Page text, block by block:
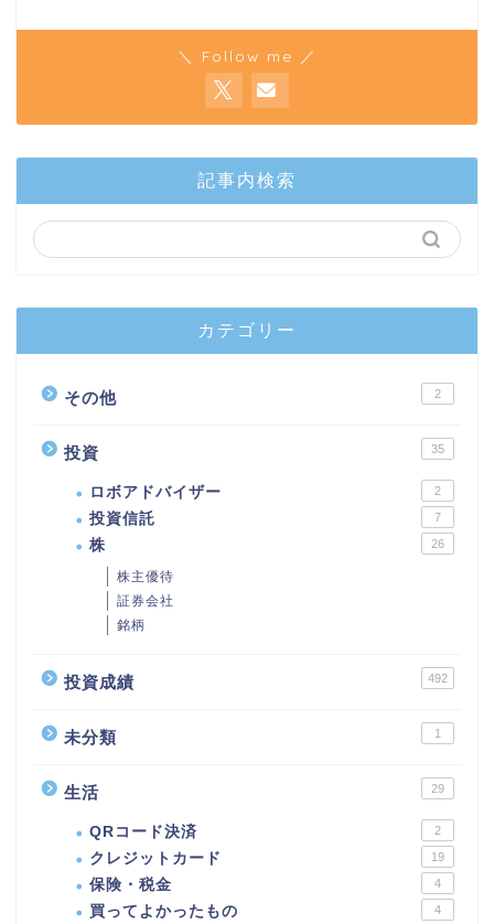
＼ Follow me ／
記事内検索
カテゴリー
その他 2
投資 35
ロボアドバイザー 2
投資信託 7
株 26
株主優待
証券会社
銘柄
投資成績 492
未分類 1
生活 29
QRコード決済 2
クレジットカード 19
保険・税金 4
買ってよかったもの 4